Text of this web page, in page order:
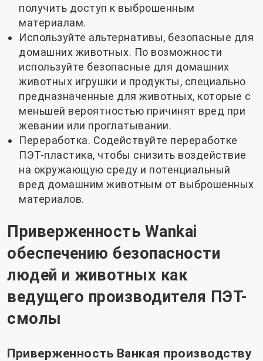
получить доступ к выброшенным
материалам.
Используйте альтернативы, безопасные для
домашних животных. По возможности
используйте безопасные для домашних
животных игрушки и продукты, специально
предназначенные для животных, которые с
меньшей вероятностью причинят вред при
жевании или проглатывании.
Переработка. Содействуйте переработке
ПЭТ-пластика, чтобы снизить воздействие
на окружающую среду и потенциальный
вред домашним животным от выброшенных
материалов.
Приверженность Wankai
обеспечению безопасности
людей и животных как
ведущего производителя ПЭТ-
смолы
Приверженность Ванкая производству